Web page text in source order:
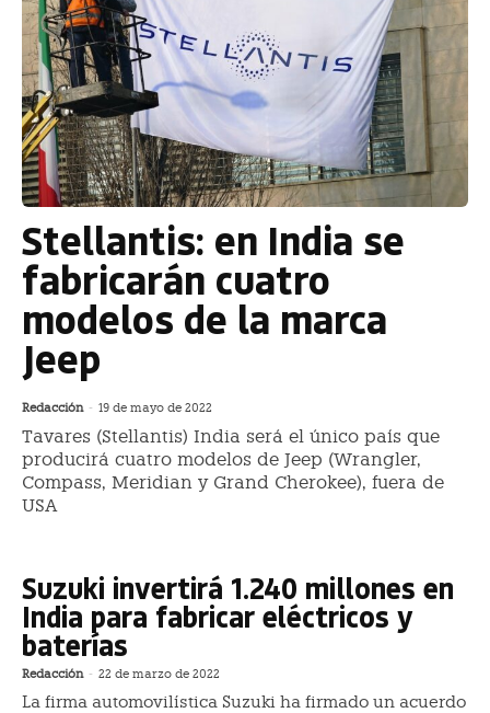
Stellantis: en India se
fabricarán cuatro
modelos de la marca
Jeep
Redacción - 19 de mayo de 2022
Tavares (Stellantis) India será el único país que
producirá cuatro modelos de Jeep (Wrangler,
Compass, Meridian y Grand Cherokee), fuera de
USA
Suzuki invertirá 1.240 millones en
India para fabricar eléctricos y
baterías
Redacción - 22 de marzo de 2022
La firma automovilística Suzuki ha firmado un acuerdo